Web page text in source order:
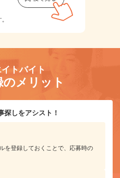
トバイト
のメリット
探しをアシスト！
を登録しておくことで、応募時の